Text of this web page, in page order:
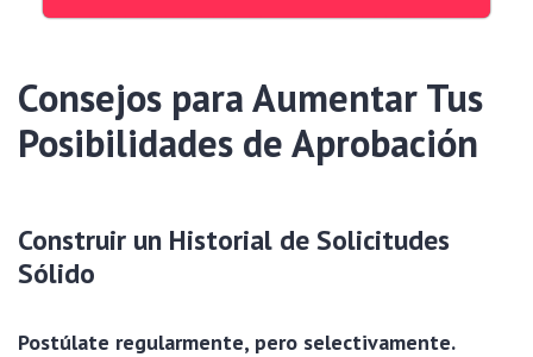
Consejos para Aumentar Tus
Posibilidades de Aprobación
Construir un Historial de Solicitudes
Sólido
Postúlate regularmente, pero selectivamente.